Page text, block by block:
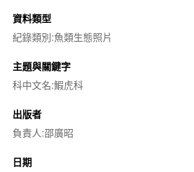
資料類型
紀錄類別:魚類生態照片
主題與關鍵字
科中文名:鰕虎科
出版者
負責人:邵廣昭
日期